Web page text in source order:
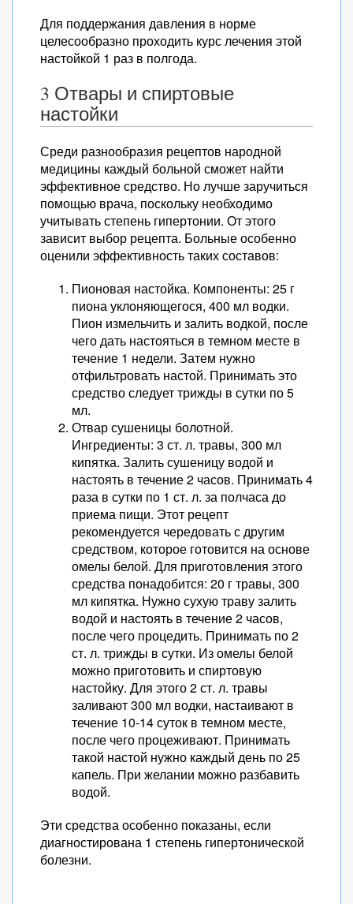
Для поддержания давления в норме
целесообразно проходить курс лечения этой
настойкой 1 раз в полгода.
3 Отвары и спиртовые
настойки
Среди разнообразия рецептов народной
медицины каждый больной сможет найти
эффективное средство. Но лучше заручиться
помощью врача, поскольку необходимо
учитывать степень гипертонии. От этого
зависит выбор рецепта. Больные особенно
оценили эффективность таких составов:
Пионовая настойка. Компоненты: 25 г
пиона уклоняющегося, 400 мл водки.
Пион измельчить и залить водкой, после
чего дать настояться в темном месте в
течение 1 недели. Затем нужно
отфильтровать настой. Принимать это
средство следует трижды в сутки по 5
мл.
Отвар сушеницы болотной.
Ингредиенты: 3 ст. л. травы, 300 мл
кипятка. Залить сушеницу водой и
настоять в течение 2 часов. Принимать 4
раза в сутки по 1 ст. л. за полчаса до
приема пищи. Этот рецепт
рекомендуется чередовать с другим
средством, которое готовится на основе
омелы белой. Для приготовления этого
средства понадобится: 20 г травы, 300
мл кипятка. Нужно сухую траву залить
водой и настоять в течение 2 часов,
после чего процедить. Принимать по 2
ст. л. трижды в сутки. Из омелы белой
можно приготовить и спиртовую
настойку. Для этого 2 ст. л. травы
заливают 300 мл водки, настаивают в
течение 10-14 суток в темном месте,
после чего процеживают. Принимать
такой настой нужно каждый день по 25
капель. При желании можно разбавить
водой.
Эти средства особенно показаны, если
диагностирована 1 степень гипертонической
болезни.